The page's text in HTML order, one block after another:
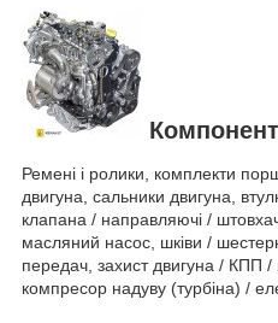
Ремені і ролики, комплекти
двигуна, сальники двигуна,
клапана / направляючі /
масляний насос, шківи /
передач, захист двигуна / КПП /
компресор надуву (турбіна) /